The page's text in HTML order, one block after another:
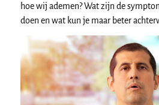
hoe wij ademen? Wat zijn de
doen en wat kun je maar beter